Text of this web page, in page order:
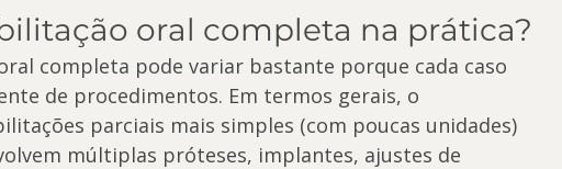
oral completa na prática?
completa pode variar bastante porque cada caso
de procedimentos. Em termos gerais, o
parciais mais simples (com poucas unidades)
múltiplas próteses, implantes, ajustes de